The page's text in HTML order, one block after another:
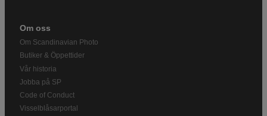
Om oss
Om Scandinavian Photo
Butiker & Öppettider
Vår historia
Jobba på SP
Code of Conduct
Visselblåsarportal